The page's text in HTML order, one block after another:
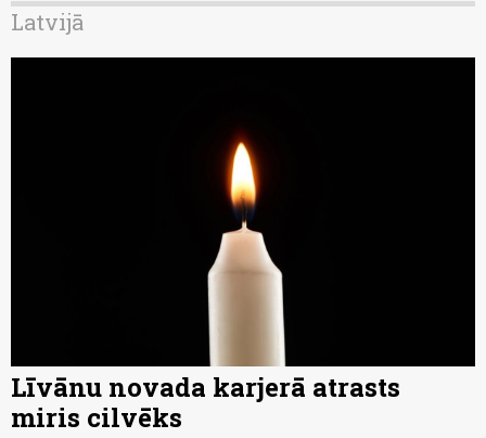
Latvijā
Līvānu novada karjerā atrasts
miris cilvēks